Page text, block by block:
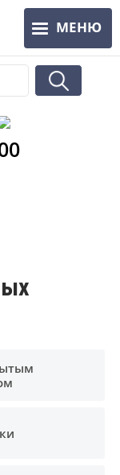
МЕНЮ